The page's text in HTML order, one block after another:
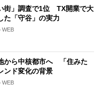
街」調査で1位 TX開業で大
た「守谷」の実力
WEB
から中核都市へ 「住みた
ンド変化の背景
WEB